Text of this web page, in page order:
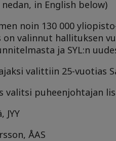
in English below)
noin 130 000
valinnut hallituksen
ja SYL:n
valittiin 25-vuotias
valitsi puheenjohtajan
JYY
ÅAS